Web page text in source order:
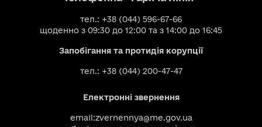
тел.: +38 (044) 596-67-66
щоденно з 09:30 до 12:00 та з 14:00 до 16:45
Запобігання та протидія корупції
тел.: +38 (044) 200-47-47
Електронні звернення
email:zvernennya@me.gov.ua